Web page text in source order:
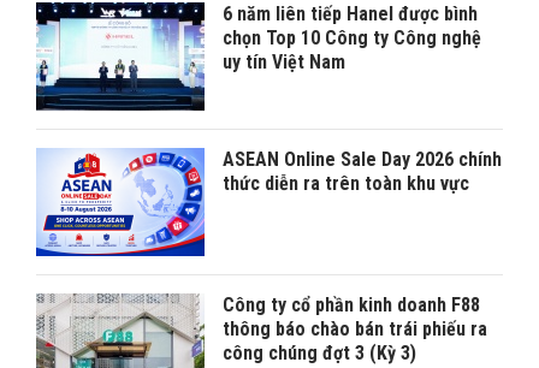
6 năm liên tiếp Hanel được bình
chọn Top 10 Công ty Công nghệ
uy tín Việt Nam
ASEAN Online Sale Day 2026 chính
thức diễn ra trên toàn khu vực
Công ty cổ phần kinh doanh F88
thông báo chào bán trái phiếu ra
công chúng đợt 3 (Kỳ 3)